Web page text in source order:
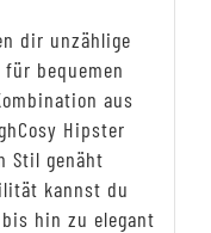
dir unzählige
bequemen
aus
Hipster
Stil genäht
kannst du
hin zu elegant